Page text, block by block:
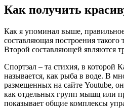
Как получить
Как я упоминал выше,
составляющая построения такого
Второй составляющей являются
Спортзал – та стихия, в которой
называется, как рыба в воде. В
размещенных на сайте Youtube,
как отдельных групп мышц или
показывает общие комплексы